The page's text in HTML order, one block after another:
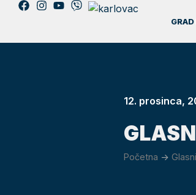
12. prosinca,
Početna ->